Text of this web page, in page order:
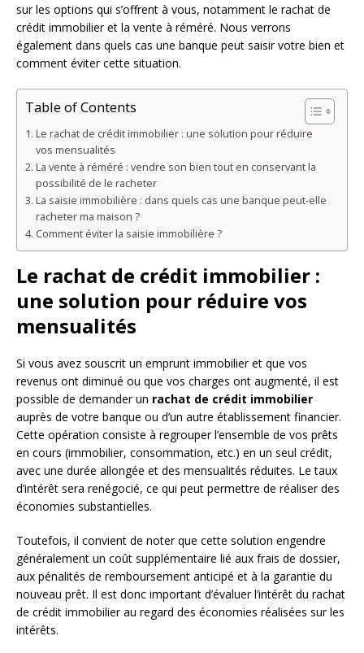
sur les options qui s’offrent à vous, notamment le rachat de
crédit immobilier et la vente à réméré. Nous verrons
également dans quels cas une banque peut saisir votre bien et
comment éviter cette situation.
Table of Contents
Le rachat de crédit immobilier : une solution pour réduire
vos mensualités
La vente à réméré : vendre son bien tout en conservant la
possibilité de le racheter
La saisie immobilière : dans quels cas une banque peut-elle
racheter ma maison ?
Comment éviter la saisie immobilière ?
Le rachat de crédit immobilier :
une solution pour réduire vos
mensualités
Si vous avez souscrit un emprunt immobilier et que vos
revenus ont diminué ou que vos charges ont augmenté, il est
possible de demander un rachat de crédit immobilier
auprès de votre banque ou d’un autre établissement financier.
Cette opération consiste à regrouper l’ensemble de vos prêts
en cours (immobilier, consommation, etc.) en un seul crédit,
avec une durée allongée et des mensualités réduites. Le taux
d’intérêt sera renégocié, ce qui peut permettre de réaliser des
économies substantielles.
Toutefois, il convient de noter que cette solution engendre
généralement un coût supplémentaire lié aux frais de dossier,
aux pénalités de remboursement anticipé et à la garantie du
nouveau prêt. Il est donc important d’évaluer l’intérêt du rachat
de crédit immobilier au regard des économies réalisées sur les
intérêts.